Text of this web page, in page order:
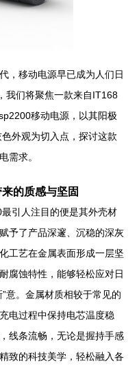
，移动电源早已成为人们日
我们将聚焦一款来自IT168
移动电源，以其阳极
外观为切入点，探讨这款
需求。
的质感与坚固
引人注目的便是其外壳材
予了产品深邃、沉稳的深灰
工艺在金属表面形成一层坚
腐蚀特性，能够轻松应对日
意。金属材质相较于常见的
电过程中保持电芯温度稳
线条流畅，无论是握持手感
致的科技美学，轻松融入各